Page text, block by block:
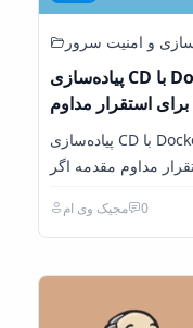
و امنیت سرور
پیاده‌سازی CD با Docker و Kubernetes: راهکاری
استقرار مداوم
پیاده‌سازی CD با Docker و Kubernetes: راهکاری مدرن و
مجیک وی ام 0